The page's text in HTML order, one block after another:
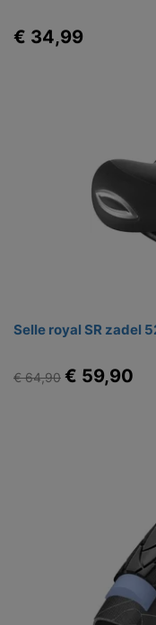
€ 34,99
Selle royal SR zadel
€ 64,90 € 59,90